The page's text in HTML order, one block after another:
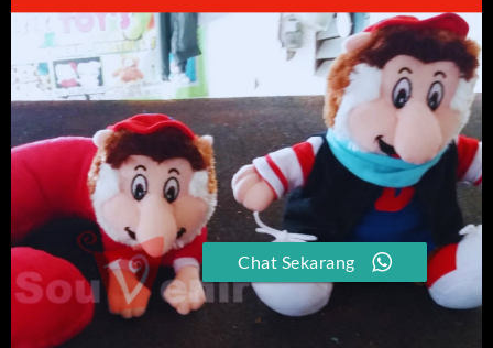
Chat Sekarang